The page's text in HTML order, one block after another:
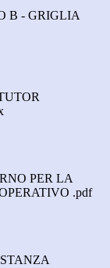
B - GRIGLIA
PER LA
.pdf